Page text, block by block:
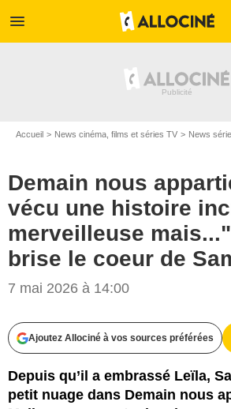
menu
Accueil News cinéma, films et séries TV News
Demain nous
vécu une histoire
merveilleuse
brise le coeur de
7 mai 2026 à 14:00
Ajoutez Allociné à vos sources préférées
Depuis qu’il a embrassé Leïla,
petit nuage dans Demain nous